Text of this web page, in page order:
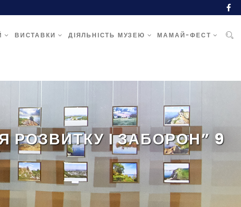
ВИСТАВКИ ДІЯЛЬНІСТЬ МУЗЕЮ МАМАЙ-ФЕСТ
РОЗВИТКУ І ЗАБОРОН” 9